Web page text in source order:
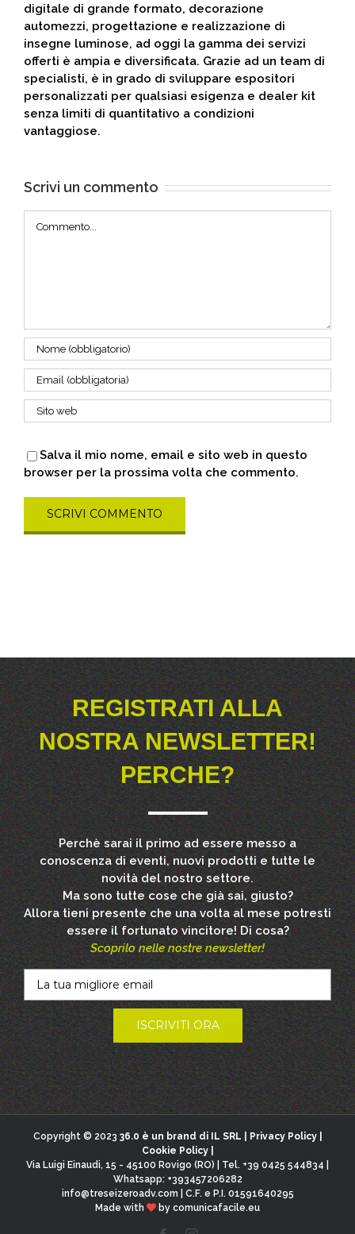
digitale di grande formato, decorazione
automezzi, progettazione e realizzazione di
insegne luminose, ad oggi la gamma dei servizi
offerti è ampia e diversificata. Grazie ad un team di
specialisti, è in grado di sviluppare espositori
personalizzati per qualsiasi esigenza e dealer kit
senza limiti di quantitativo a condizioni
vantaggiose.
Scrivi un commento
Salva il mio nome, email e sito web in questo
browser per la prossima volta che commento.
REGISTRATI ALLA
NOSTRA NEWSLETTER!
PERCHE?
Perchè sarai il primo ad essere messo a
conoscenza di eventi, nuovi prodotti e tutte le
novità del nostro settore.
Ma sono tutte cose che già sai, giusto?
Allora tieni presente che una volta al mese potresti
essere il fortunato vincitore! Di cosa?
Scoprilo nelle nostre newsletter!
Copyright © 2023 36.0 è un brand di IL SRL | Privacy Policy|
Cookie Policy|
Via Luigi Einaudi, 15 - 45100 Rovigo (RO) | Tel. +39 0425 544834 |
Whatsapp: +393457206282
info@treseizeroadv.com | C.F. e P.I. 01591640295
Made with
by comunicafacile.eu